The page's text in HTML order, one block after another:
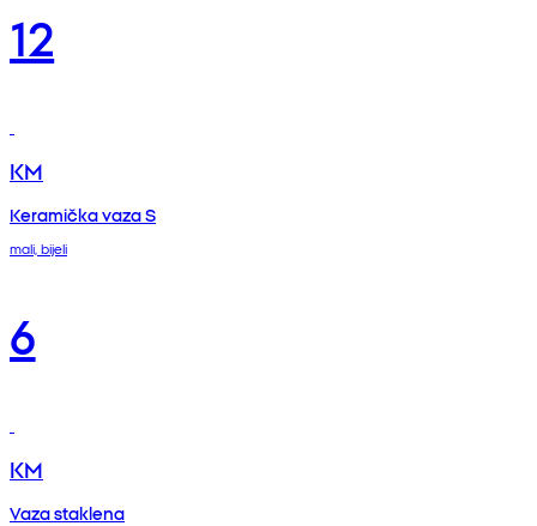
12
KM
Keramička vaza S
mali, bijeli
6
KM
Vaza staklena